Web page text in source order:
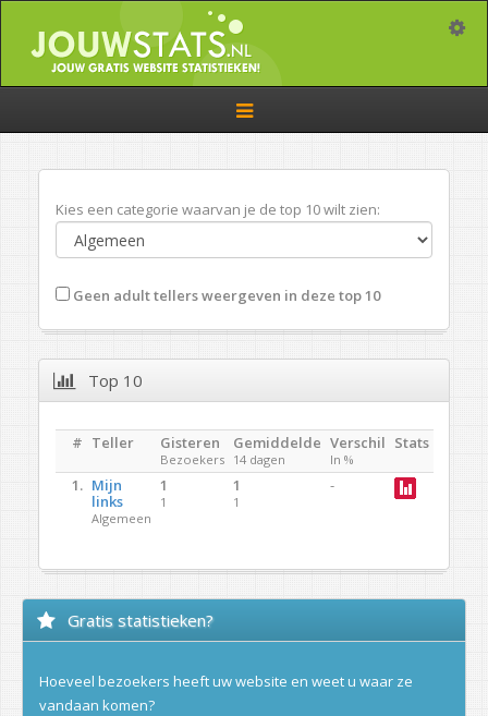
Toggle
navigation
Kies een categorie waarvan je de top 10 wilt zien:
Geen adult tellers weergeven in deze top 10
Top 10
# Teller Gisteren
Bezoekers
Gemiddelde
14 dagen
Verschil
In %
Stats
1. Mijn
links
Algemeen
1
1
1
1
-
Gratis statistieken?
Hoeveel bezoekers heeft uw website en weet u waar ze
vandaan komen?